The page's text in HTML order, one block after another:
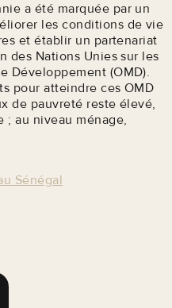
a été marquée par un
les conditions de vie
et établir un partenariat
des Nations Unies sur les
Développement (OMD).
pour atteindre ces OMD
de pauvreté reste élevé,
; au niveau ménage,
Sénégal